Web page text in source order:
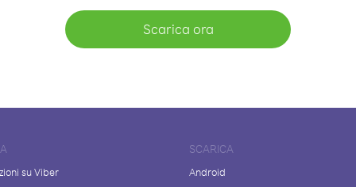
Scarica ora
su Viber
SCARICA
Android